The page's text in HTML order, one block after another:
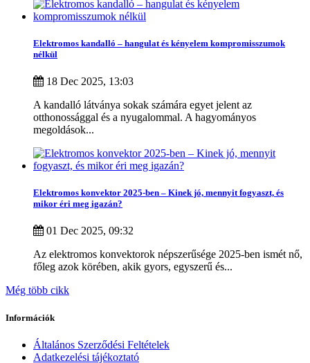
ADAX 0
ATLANTIC
0
BEHA
Bosch 0
Caleo 0
COMPUTHERM 0
DEVI 0
Dimplex 0
Dreo 0
ELEKTRA 0
FixTrend 0
GLAMOX 3
HAUSER 0
Heatcom 0
HELIOSA
KOSPEL
NOBO 0
Radialight 3
Elektromos kandalló – hangulat és kényelem kompromisszumok
nélkül
18 Dec 2025, 13:03
A kandalló látványa sokak számára egyet jelent az
otthonossággal és a nyugalommal. A hagyományos
megoldások...
Elektromos konvektor 2025-ben – Kinek jó, mennyit fogyaszt, és
mikor éri meg igazán?
01 Dec 2025, 09:32
Az elektromos konvektorok népszerűsége 2025-ben ismét nő,
főleg azok körében, akik gyors, egyszerű és...
Még több cikk
Információk
Általános Szerződési Feltételek
Adatkezelési tájékoztató